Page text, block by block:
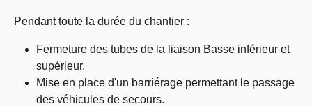
Pendant toute la durée du chantier :
Fermeture des tubes de la liaison Basse inférieur et
supérieur.
Mise en place d'un barriérage permettant le passage
des véhicules de secours.